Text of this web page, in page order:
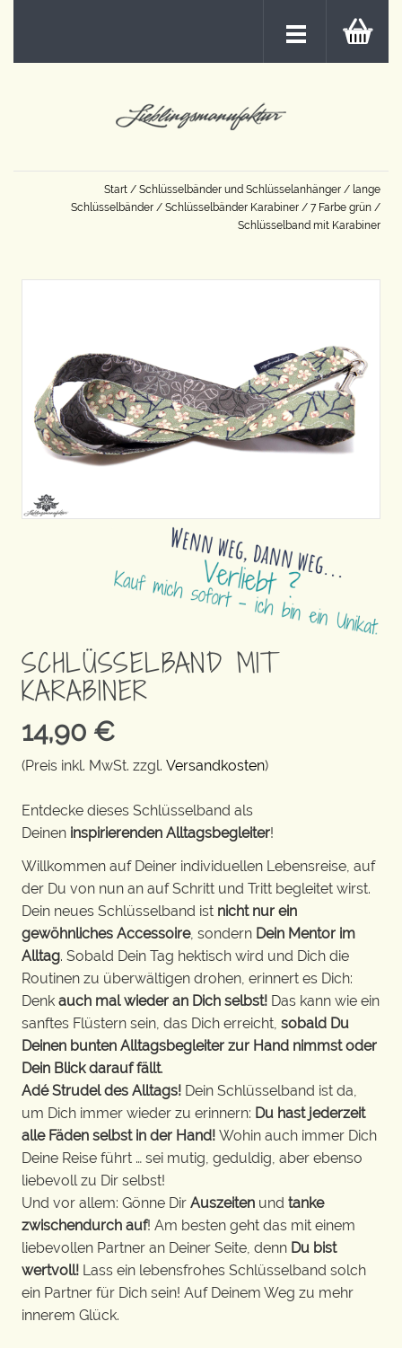
Start / Schlüsselbänder und Schlüsselanhänger / lange
Schlüsselbänder / Schlüsselbänder Karabiner / 7 Farbe grün /
Schlüsselband mit Karabiner
SCHLÜSSELBAND MIT
KARABINER
14,90 €
(Preis inkl. MwSt. zzgl. Versandkosten)
Entdecke dieses Schlüsselband als
Deinen inspirierenden Alltagsbegleiter!
Willkommen auf Deiner individuellen Lebensreise, auf
der Du von nun an auf Schritt und Tritt begleitet wirst.
Dein neues Schlüsselband ist nicht nur ein
gewöhnliches Accessoire, sondern Dein Mentor im
Alltag. Sobald Dein Tag hektisch wird und Dich die
Routinen zu überwältigen drohen, erinnert es Dich:
Denk auch mal wieder an Dich selbst! Das kann wie ein
sanftes Flüstern sein, das Dich erreicht, sobald Du
Deinen bunten Alltagsbegleiter zur Hand nimmst oder
Dein Blick darauf fällt.
Adé Strudel des Alltags! Dein Schlüsselband ist da,
um Dich immer wieder zu erinnern: Du hast jederzeit
alle Fäden selbst in der Hand! Wohin auch immer Dich
Deine Reise führt … sei mutig, geduldig, aber ebenso
liebevoll zu Dir selbst!
Und vor allem: Gönne Dir Auszeiten und tanke
zwischendurch auf! Am besten geht das mit einem
liebevollen Partner an Deiner Seite, denn Du bist
wertvoll! Lass ein lebensfrohes Schlüsselband solch
ein Partner für Dich sein! Auf Deinem Weg zu mehr
innerem Glück.